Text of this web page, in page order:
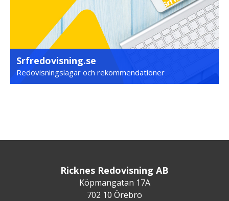
Srfredovisning.se
Redovisningslagar och rekommendationer
Ricknes Redovisning AB
Köpmangatan 17A
702 10 Örebro